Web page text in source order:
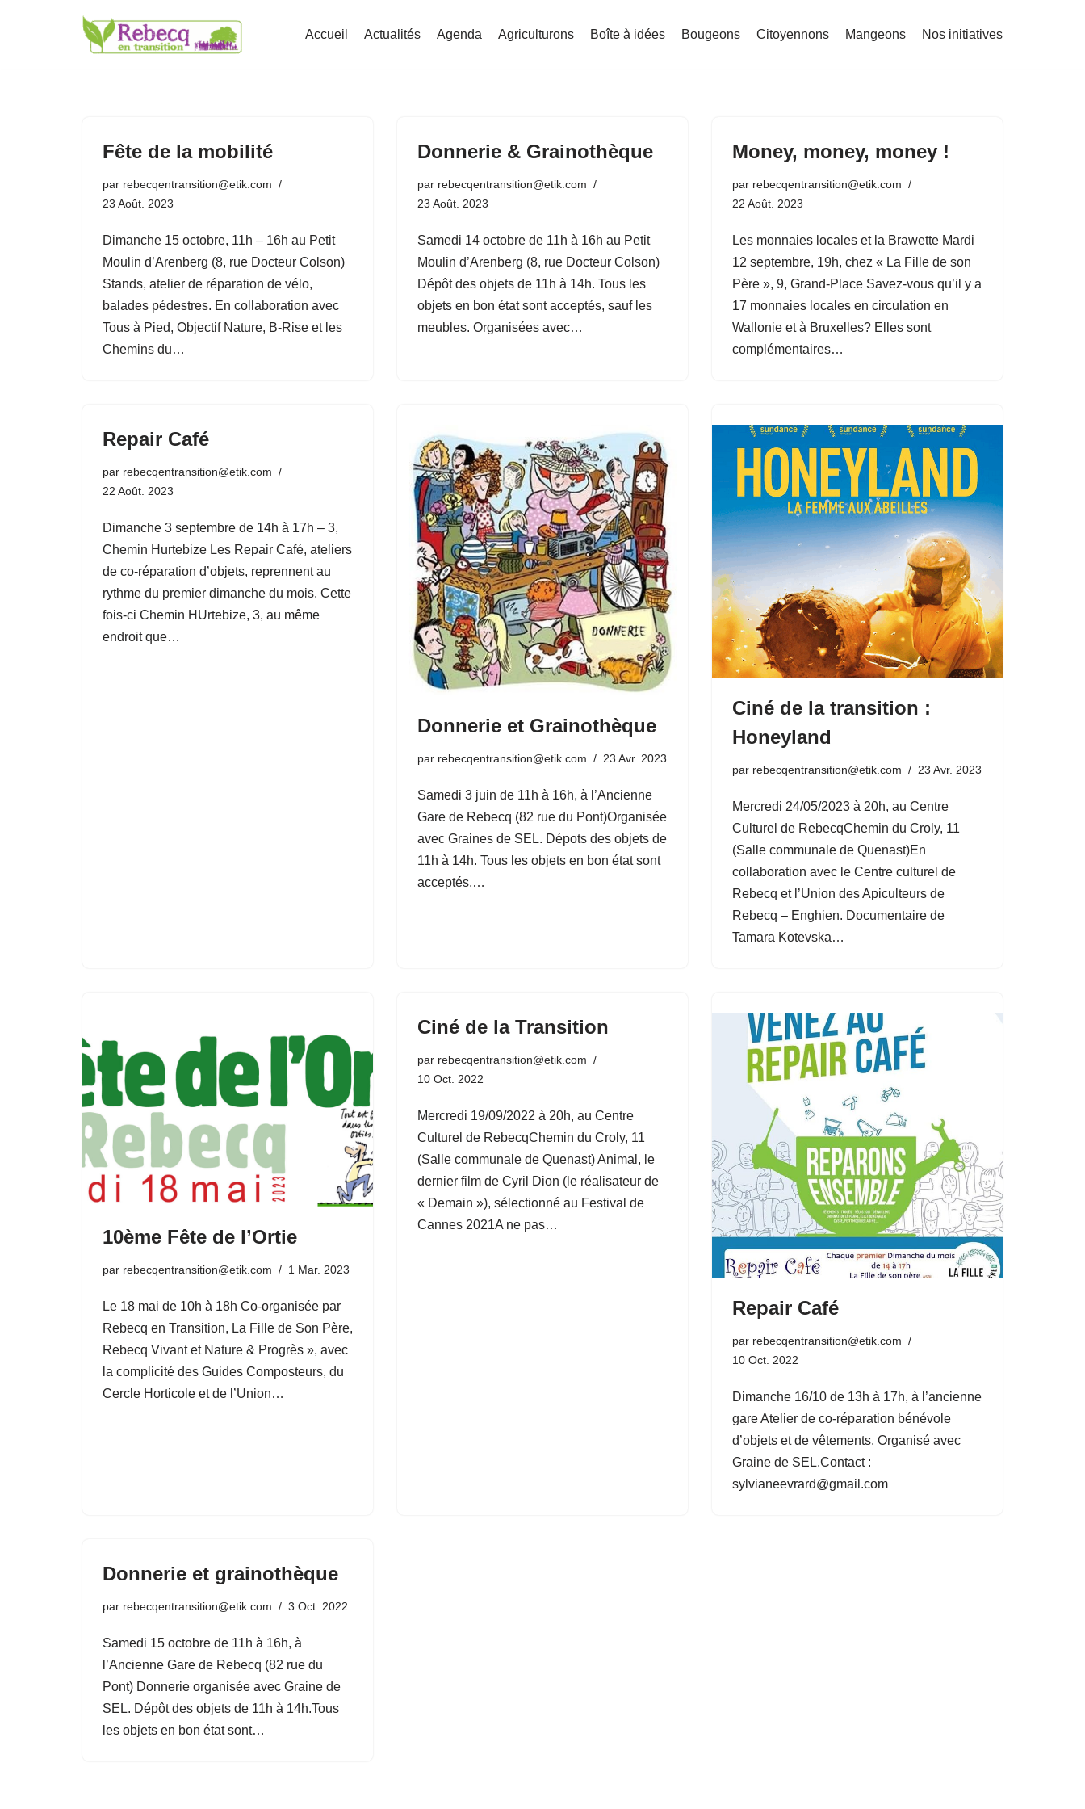
Accueil Actualités Agenda Agriculturons Boîte à idées Bougeons Citoyennons Mangeons Nos initiatives
Fête de la mobilité
par rebecqentransition@etik.com
23 Août. 2023
Dimanche 15 octobre, 11h – 16h au Petit
Moulin d’Arenberg (8, rue Docteur Colson)
Stands, atelier de réparation de vélo,
balades pédestres. En collaboration avec
Tous à Pied, Objectif Nature, B-Rise et les
Chemins du…
Donnerie & Grainothèque
par rebecqentransition@etik.com
23 Août. 2023
Samedi 14 octobre de 11h à 16h au Petit
Moulin d’Arenberg (8, rue Docteur Colson)
Dépôt des objets de 11h à 14h. Tous les
objets en bon état sont acceptés, sauf les
meubles. Organisées avec…
Money, money, money !
par rebecqentransition@etik.com
22 Août. 2023
Les monnaies locales et la Brawette Mardi
12 septembre, 19h, chez « La Fille de son
Père », 9, Grand-Place Savez-vous qu’il y a
17 monnaies locales en circulation en
Wallonie et à Bruxelles? Elles sont
complémentaires…
Repair Café
par rebecqentransition@etik.com
22 Août. 2023
Dimanche 3 septembre de 14h à 17h – 3,
Chemin Hurtebize Les Repair Café, ateliers
de co-réparation d’objets, reprennent au
rythme du premier dimanche du mois. Cette
fois-ci Chemin HUrtebize, 3, au même
endroit que…
Donnerie et Grainothèque
par rebecqentransition@etik.com 23 Avr. 2023
Samedi 3 juin de 11h à 16h, à l’Ancienne
Gare de Rebecq (82 rue du Pont)Organisée
avec Graines de SEL. Dépots des objets de
11h à 14h. Tous les objets en bon état sont
acceptés,…
Ciné de la transition :
Honeyland
par rebecqentransition@etik.com 23 Avr. 2023
Mercredi 24/05/2023 à 20h, au Centre
Culturel de RebecqChemin du Croly, 11
(Salle communale de Quenast)En
collaboration avec le Centre culturel de
Rebecq et l’Union des Apiculteurs de
Rebecq – Enghien. Documentaire de
Tamara Kotevska…
10ème Fête de l’Ortie
par rebecqentransition@etik.com 1 Mar. 2023
Le 18 mai de 10h à 18h Co-organisée par
Rebecq en Transition, La Fille de Son Père,
Rebecq Vivant et Nature & Progrès », avec
la complicité des Guides Composteurs, du
Cercle Horticole et de l’Union…
Ciné de la Transition
par rebecqentransition@etik.com
10 Oct. 2022
Mercredi 19/09/2022 à 20h, au Centre
Culturel de RebecqChemin du Croly, 11
(Salle communale de Quenast) Animal, le
dernier film de Cyril Dion (le réalisateur de
« Demain »), sélectionné au Festival de
Cannes 2021A ne pas…
Repair Café
par rebecqentransition@etik.com
10 Oct. 2022
Dimanche 16/10 de 13h à 17h, à l’ancienne
gare Atelier de co-réparation bénévole
d’objets et de vêtements. Organisé avec
Graine de SEL.Contact :
sylvianeevrard@gmail.com
Donnerie et grainothèque
par rebecqentransition@etik.com 3 Oct. 2022
Samedi 15 octobre de 11h à 16h, à
l’Ancienne Gare de Rebecq (82 rue du
Pont) Donnerie organisée avec Graine de
SEL. Dépôt des objets de 11h à 14h.Tous
les objets en bon état sont…